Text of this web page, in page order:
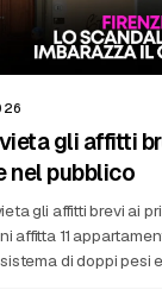
gli affitti
nel pubblico
gli affitti brevi ai
affitta 11
di doppi pesi